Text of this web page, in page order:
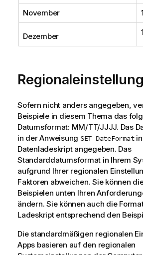
November
Dezember
Sofern nicht anders angegeben,
Beispiele in diesem Thema das
Datumsformat: MM/TT/JJJJ. Das
in der Anweisung SET DateFormatin
Datenladeskript angegeben. Das
Standarddatumsformat in Ihrem
aufgrund Ihrer regionalen
Faktoren abweichen. Sie können
Beispielen unten Ihren
ändern. Sie können auch die
Ladeskript entsprechend den
Die standardmäßigen regionalen
Apps basieren auf den regionalen